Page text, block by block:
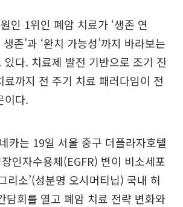
인 1위인 폐암 치료가 ‘생존 연
생존’과 ‘완치 가능성’까지 바라보는
있다. 치료제 발전 기반으로 조기 진
료까지 전 주기 치료 패러다임이 전
이다.
카는 19일 서울 중구 더플라자호텔
인자수용체(EGFR) 변이 비소세포
리소’(성분명 오시머티닙) 국내 허
담회를 열고 폐암 치료 전략 변화와